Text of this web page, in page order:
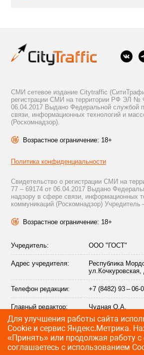
СМИ сетевое издание Citytraffic
регистрации СМИ на территории РФ ЭЛ №
06.04.2017 Выдано Федеральной службой
связи, информационных технологий и
(Роскомнадзор).
Возрастное ограничение: 18+
Политика конфиденциальности
Свидетельство о регистрации СМИ на
77 – 69174 от 06.04.2017 Выдано
надзору в сфере связи, информационных
коммуникаций (Роскомнадзор)
Возрастное ограничение: 18+
Учредитель: ООО "ГОСТ"
Адрес учредителя:
Республика
Телефон редакции: +7 (8482) 93 – 06-
Главный редактор: Чудная О.А.
Адрес электронной
почты редакции:
info@citytraffic.ru
Для улучшения работы сайта
Сookie и сервис Яндекс.Метрика.
«Принять» или продолжая работу
соглашаетесь с использованием